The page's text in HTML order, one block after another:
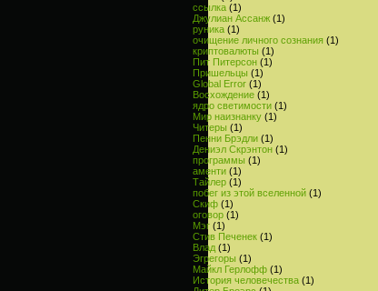
ссылка (1)
Джулиан Ассанж (1)
руника (1)
очищение личного сознания (1)
криптовалюты (1)
Пит Питерсон (1)
Пришельцы (1)
Global Error (1)
Восхождение (1)
ядро светимости (1)
Мир наизнанку (1)
Читеры (1)
Пенни Брэдли (1)
Дениэл Скрэнтон (1)
программы (1)
аменти (1)
Тайлер (1)
побег из этой вселенной (1)
Скиф (1)
оговор (1)
Мэг (1)
Стив Печенек (1)
Влад (1)
Эгрегоры (1)
Майкл Герлофф (1)
История человечества (1)